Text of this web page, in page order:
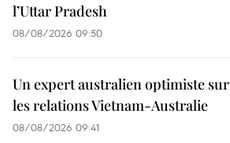
l’Uttar Pradesh
08/08/2026 09:50
Un expert australien optimiste sur
les relations Vietnam-Australie
08/08/2026 09:41